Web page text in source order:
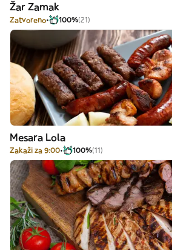
Žar Zamak
Zatvoreno 100%(21)
Mesara Lola
Zakaži za 9:00 100%(11)